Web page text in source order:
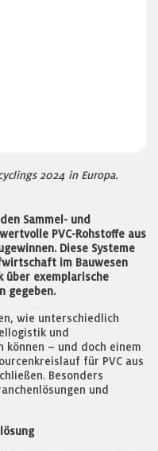
2024 in Europa.
Sammel- und
PVC-Rohstoffe aus
Diese Systeme
im Bauwesen
über exemplarische
gegeben.
wie unterschiedlich
und
– und doch einem
für PVC aus
Besonders
und